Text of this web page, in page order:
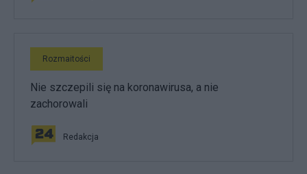
Rozmaitości
Nie szczepili się na koronawirusa, a nie
zachorowali
Redakcja